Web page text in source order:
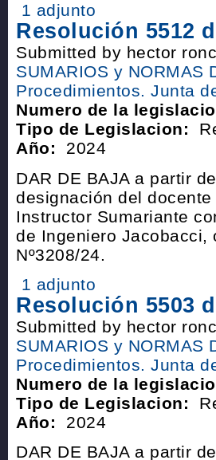
1 adjunto
Resolución 5512
Submitted by hector
SUMARIOS y NORMAS
Procedimientos. Junta
Numero de la
Tipo de Legislacion:
Año:
2024
DAR DE BAJA a partir
designación del
Instructor Sumariante
de Ingeniero Jacobacci,
Nº3208/24.
1 adjunto
Resolución 5503
Submitted by hector
SUMARIOS y NORMAS
Procedimientos. Junta
Numero de la
Tipo de Legislacion:
Año:
2024
DAR DE BAJA a partir